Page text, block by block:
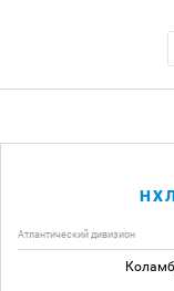
Атлантический дивизион